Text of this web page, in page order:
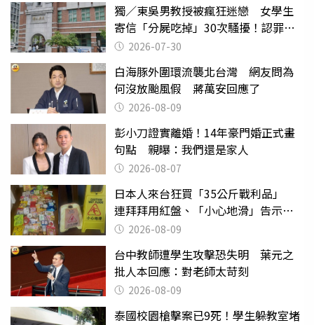
獨／東吳男教授被瘋狂迷戀 女學生
寄信「分屍吃掉」30次騷擾！認罪免
關 2026-07-30
白海豚外圍環流襲北台灣 網友問為
何沒放颱風假 蔣萬安回應了
2026-08-09
彭小刀證實離婚！14年豪門婚正式畫
句點 親曝：我們還是家人
2026-08-07
日本人來台狂買「35公斤戰利品」
連拜拜用紅盤、「小心地滑」告示牌
也帶回家
2026-08-09
台中教師遭學生攻擊恐失明 葉元之
批人本回應：對老師太苛刻
2026-08-09
泰國校園槍擊案已9死！學生躲教室堵